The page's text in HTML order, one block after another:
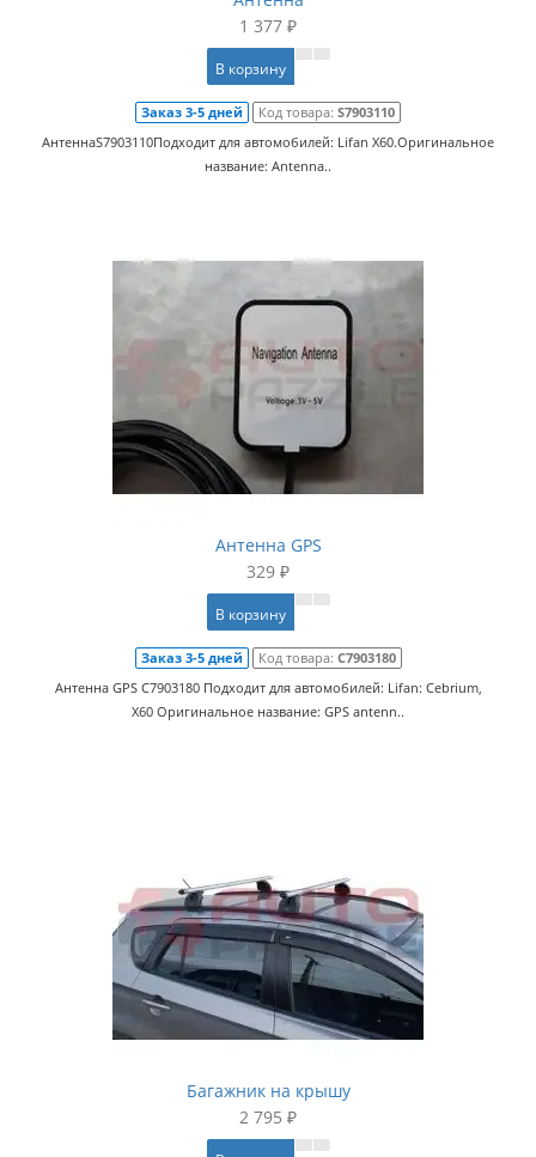
1 377 ₽
В корзину
Заказ 3-5 дней Код товара: S7903110
АнтеннаS7903110Подходит для автомобилей: Lifan X60.Оригинальное
название: Antenna..
Антенна GPS
329 ₽
В корзину
Заказ 3-5 дней Код товара: C7903180
Антенна GPS C7903180 Подходит для автомобилей: Lifan: Cebrium,
X60 Оригинальное название: GPS antenn..
Багажник на крышу
2 795 ₽